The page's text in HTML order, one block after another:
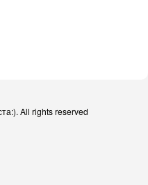
All rights reserved